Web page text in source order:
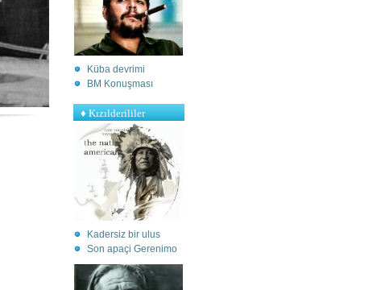
Küba devrimi
BM Konuşması
♦ Kızılderililer
Kadersiz bir ulus
Son apaçi Gerenimo